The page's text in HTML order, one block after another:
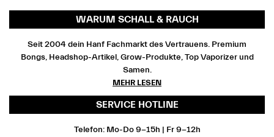
WARUM SCHALL & RAUCH
Seit 2004 dein Hanf Fachmarkt des Vertrauens. Premium
Bongs, Headshop-Artikel, Grow-Produkte, Top Vaporizer und
Samen.
MEHR LESEN
SERVICE HOTLINE
Telefon: Mo-Do 9-15h | Fr 9-12h